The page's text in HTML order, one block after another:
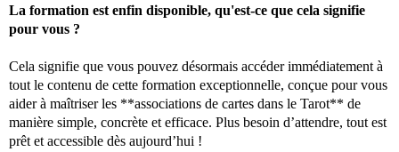
La formation est enfin disponible, qu'est-ce que cela signifie
pour vous ?
Cela signifie que vous pouvez désormais accéder immédiatement à
tout le contenu de cette formation exceptionnelle, conçue pour vous
aider à maîtriser les **associations de cartes dans le Tarot** de
manière simple, concrète et efficace. Plus besoin d’attendre, tout est
prêt et accessible dès aujourd’hui !